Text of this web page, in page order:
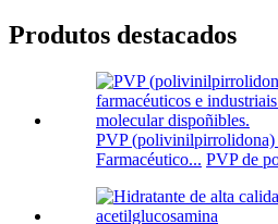
Produtos destacados
PVP (polivinilpirrolidona)
Farmacéutico... PVP de